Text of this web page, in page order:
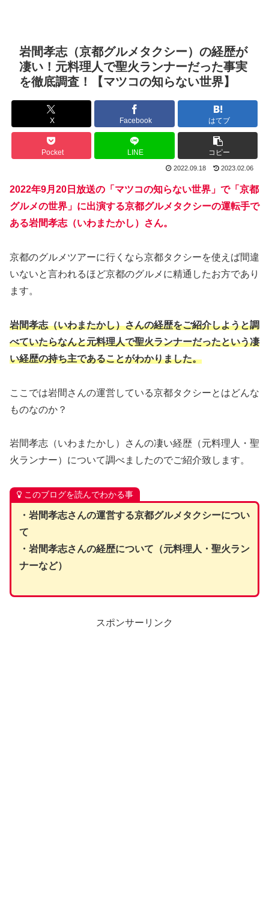
岩間孝志（京都グルメタクシー）の経歴が
凄い！元料理人で聖火ランナーだった事実
を徹底調査！【マツコの知らない世界】
X Facebook はてブ
Pocket LINE コピー
2022.09.18 2023.02.06
2022年9月20日放送の「マツコの知らない世界」で「京都
グルメの世界」に出演する京都グルメタクシーの運転手で
ある岩間孝志（いわまたかし）さん。
京都のグルメツアーに行くなら京都タクシーを使えば間違
いないと言われるほど京都のグルメに精通したお方であり
ます。
岩間孝志（いわまたかし）さんの経歴をご紹介しようと調
べていたらなんと元料理人で聖火ランナーだったという凄
い経歴の持ち主であることがわかりました。
ここでは岩間さんの運営している京都タクシーとはどんな
ものなのか？
岩間孝志（いわまたかし）さんの凄い経歴（元料理人・聖
火ランナー）について調べましたのでご紹介致します。
このブログを読んでわかる事
・岩間孝志さんの運営する京都グルメタクシーについ
て
・岩間孝志さんの経歴について（元料理人・聖火ラン
ナーなど）
スポンサーリンク